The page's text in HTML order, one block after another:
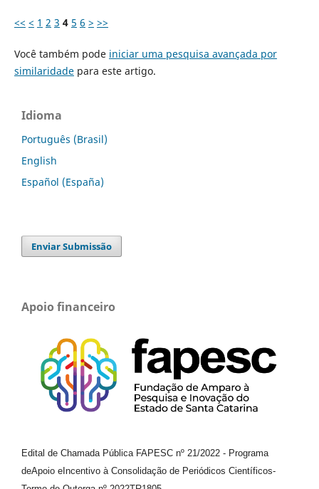
<< < 1 2 3 4 5 6 > >>
Você também pode iniciar uma pesquisa avançada por
similaridadepara este artigo.
Idioma
Português (Brasil)
English
Español (España)
Enviar Submissão
Apoio financeiro
Edital de Chamada Pública FAPESC nº 21/2022 - Programa
deApoio e Incentivo à Consolidação de Periódicos Científicos-